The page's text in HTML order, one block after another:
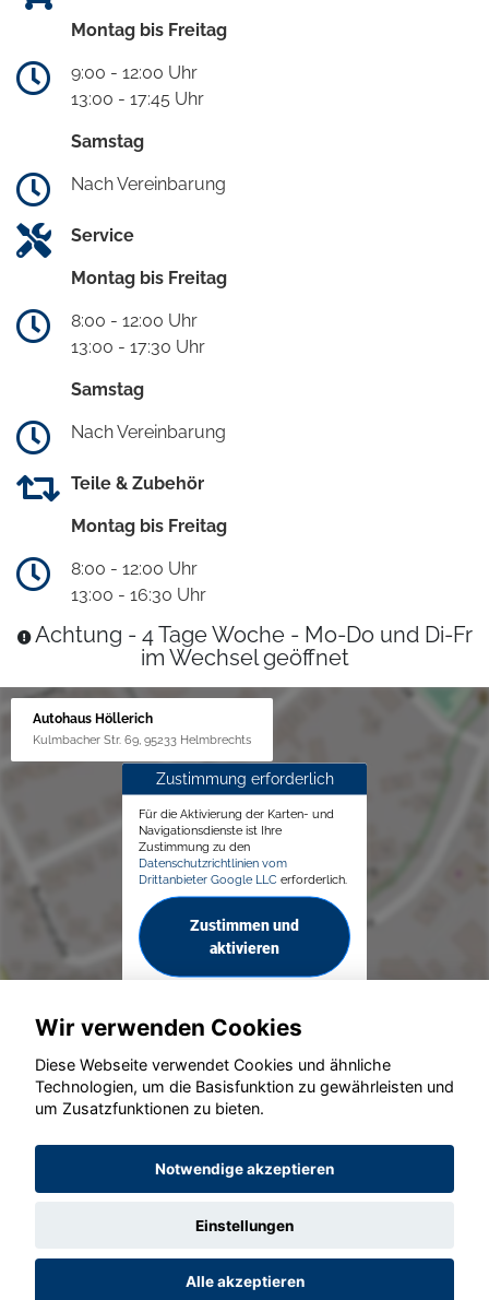
Montag bis Freitag
9:00 - 12:00 Uhr
13:00 - 17:45 Uhr
Samstag
Nach Vereinbarung
Service
Montag bis Freitag
8:00 - 12:00 Uhr
13:00 - 17:30 Uhr
Samstag
Nach Vereinbarung
Teile & Zubehör
Montag bis Freitag
8:00 - 12:00 Uhr
13:00 - 16:30 Uhr
Achtung - 4 Tage Woche - Mo-Do und Di-Fr
im Wechsel geöffnet
Autohaus Höllerich
Kulmbacher Str. 69, 95233 Helmbrechts
Zustimmung erforderlich
Für die Aktivierung der Karten- und
Navigationsdienste ist Ihre
Zustimmung zu den
Datenschutzrichtlinien vom
Drittanbieter Google LLC erforderlich.
Zustimmen und
aktivieren
© konjunkturmotor.de GmbH 2020 - 2026
Wir verwenden Cookies
Diese Webseite verwendet Cookies und ähnliche
Technologien, um die Basisfunktion zu gewährleisten und
um Zusatzfunktionen zu bieten.
Notwendige akzeptieren
Einstellungen
Alle akzeptieren